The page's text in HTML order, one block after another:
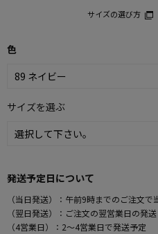
サイズの選び方
色
サイズを選ぶ
発送予定日について
（当日発送）：午前9時までのご注文で
（翌日発送）：ご注文の翌営業日の発送
（4営業日）：2～4営業日で発送予定